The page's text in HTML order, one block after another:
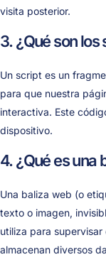
visita posterior.
3. ¿Qué son los
Un script es un
para que nuestra
interactiva. Este
dispositivo.
4. ¿Qué es una
Una baliza web (o
texto o imagen,
utiliza para supervisar
almacenan diversos